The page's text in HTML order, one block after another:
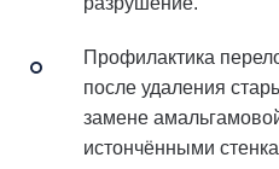
Профилактика
после удаления
замене
истончёнными